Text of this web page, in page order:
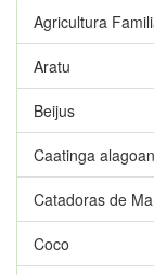
Agricultura
Aratu
Beijus
Caatinga
Catadoras de
Coco